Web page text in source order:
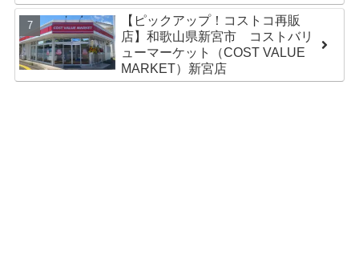
【ピックアップ！コストコ再販
店】和歌山県新宮市 コストバリ
ューマーケット（COST VALUE
MARKET）新宮店